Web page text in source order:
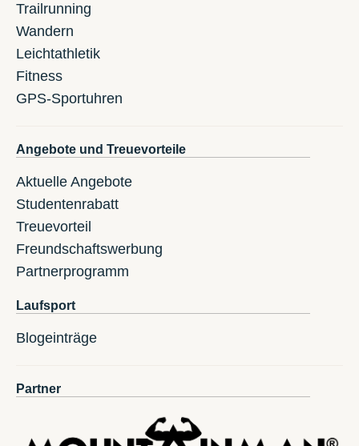
Trailrunning
Wandern
Leichtathletik
Fitness
GPS-Sportuhren
Angebote und Treuevorteile
Aktuelle Angebote
Studentenrabatt
Treuevorteil
Freundschaftswerbung
Partnerprogramm
Laufsport
Blogeinträge
Partner